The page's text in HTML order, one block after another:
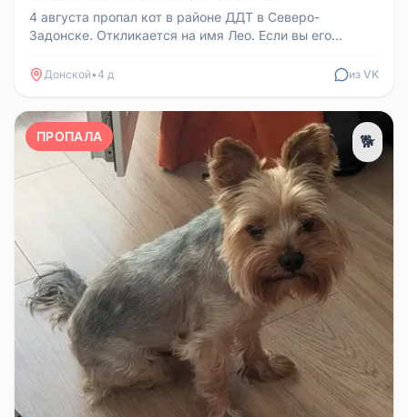
4 августа пропал кот в районе ДДТ в Северо-
Задонске. Откликается на имя Лео. Если вы его
Донской•4 д из VK
ПРОПАЛА 🐕